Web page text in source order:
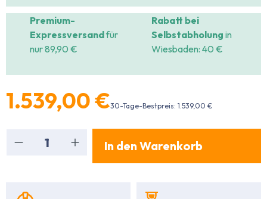
Premium-
Expressversandfür
nur 89,90 €
Rabatt bei
Selbstabholung in
Wiesbaden: 40 €
1.539,00 €30-Tage-Bestpreis: 1.539,00 €
Produkt Anzahl: Gib den gewünschten Wert
In den Warenkorb